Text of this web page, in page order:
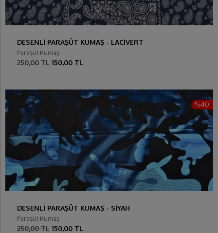
DESENLİ PARAŞÜT KUMAŞ - LACİVERT
Paraşüt Kumaş
250,00 TL 150,00 TL
%40
DESENLİ PARAŞÜT KUMAŞ - SİYAH
Paraşüt Kumaş
250,00 TL 150,00 TL